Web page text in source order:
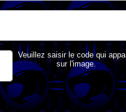
Veuillez saisir le code qui
sur l'image.